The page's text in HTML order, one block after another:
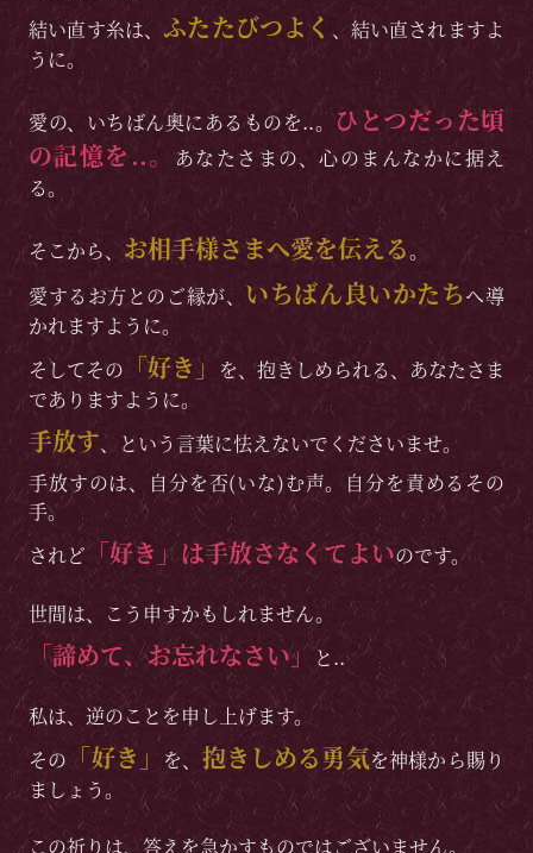
結い直す糸は、 ふたたびつよく 、結い直されますよ
うに。
愛の、いちばん奥にあるものを..。 ひとつだった頃
の記憶を..。
あなたさまの、心のまんなかに据え
る。
そこから、 お相手様さまへ愛を伝える。
愛するお方とのご縁が、 いちばん良いかたちへ導
かれますように。
そしてその
「好き」
を、抱きしめられる、あなたさま
でありますように。
手放す、という言葉に怯えないでくださいませ。
手放すのは、自分を否(いな)む声。自分を責めるその
手。
されど
「好き」は手放さなくてよいのです。
世間は、こう申すかもしれません。
「諦めて、お忘れなさい」 と..
私は、逆のことを申し上げます。
その
「好き」 を、 抱きしめる勇気を神様から賜り
ましょう。
この祈りは、答えを急かすものではございません。